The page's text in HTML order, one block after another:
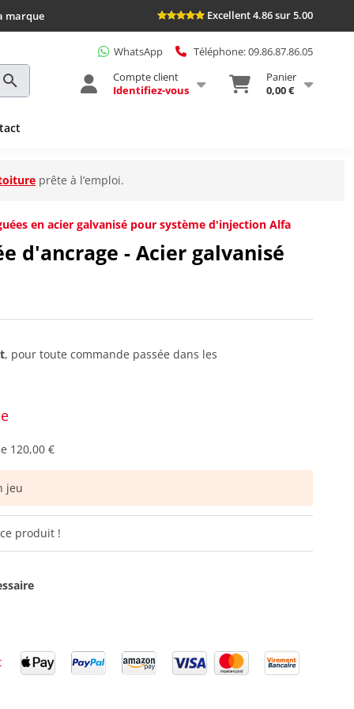
marque Excellent 4.86 sur 5.00
WhatsApp
Téléphone: 09.86.87.86.05
Compte client
Identifiez-vous
Panier
0,00 €
prête à l’emploi.
en acier galvanisé pour système d'injection Alfa
d'ancrage - Acier galvanisé
, pour toute commande passée dans les
120,00 €
jeu
produit !